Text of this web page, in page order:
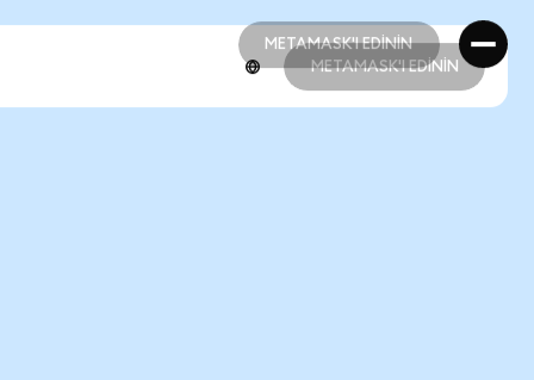
METAMASK'I EDİNİN
METAMASK'I EDİNİN
METAMASK'I EDİNİN